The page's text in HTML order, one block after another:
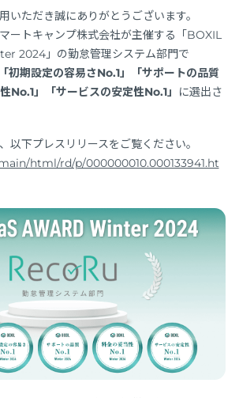
いただき誠にありがとうございます。
ートキャンプ株式会社が主催する「BOXIL
2024」の勤怠管理システム部門で
初期設定の容易さNo.1」「サポートの品質
No.1」「サービスの安定性No.1」
に選出さ
以下プレスリリースをご覧ください。
html/rd/p/000000010.000133941.ht